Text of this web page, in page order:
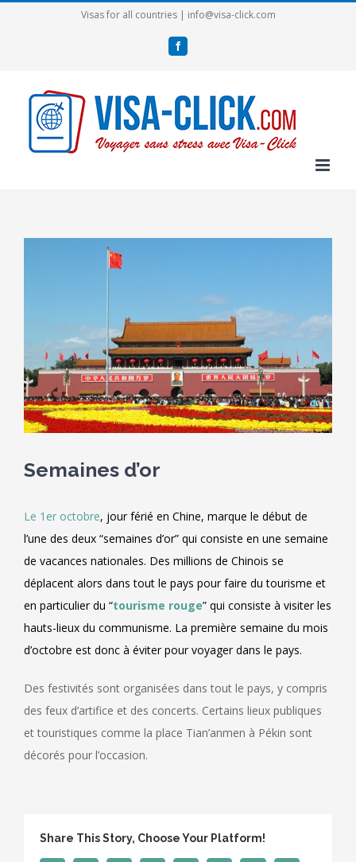
Visas for all countries | info@visa-click.com
Semaines d’or
Le 1er octobre, jour férié en Chine, marque le début de
l’une des deux “semaines d’or” qui consiste en une semaine
de vacances nationales. Des millions de Chinois se
déplacent alors dans tout le pays pour faire du tourisme et
en particulier du “tourisme rouge” qui consiste à visiter les
hauts-lieux du communisme. La première semaine du mois
d’octobre est donc à éviter pour voyager dans le pays.
Des festivités sont organisées dans tout le pays, y compris
des feux d’artifice et des concerts. Certains lieux publiques
et touristiques comme la place Tian’anmen à Pékin sont
décorés pour l’occasion.
Share This Story, Choose Your Platform!